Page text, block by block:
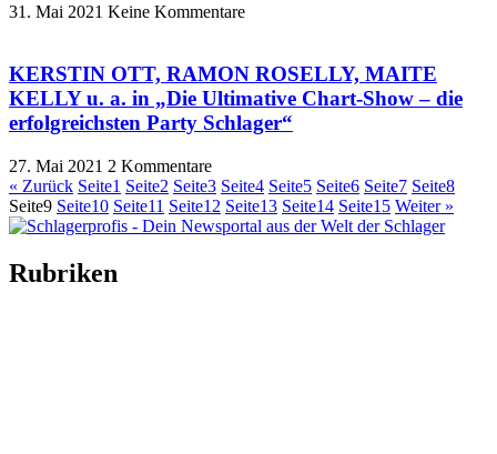
31. Mai 2021 Keine Kommentare
KERSTIN OTT, RAMON ROSELLY, MAITE
KELLY u. a. in „Die Ultimative Chart-Show – die
erfolgreichsten Party Schlager“
27. Mai 2021 2 Kommentare
« Zurück Seite1 Seite2 Seite3 Seite4 Seite5 Seite6 Seite7 Seite8
Seite9 Seite10 Seite11 Seite12 Seite13 Seite14 Seite15 Weiter »
Rubriken